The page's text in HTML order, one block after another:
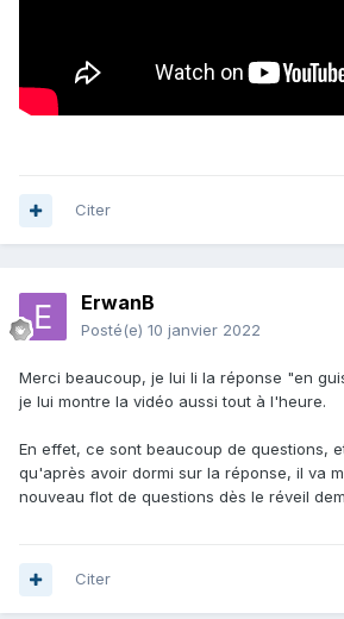
Citer
ErwanB
Posté(e) 10 janvier 2022
Merci beaucoup, je lui li la réponse "en
je lui montre la vidéo aussi tout à l'heure.
En effet, ce sont beaucoup de questions,
qu'après avoir dormi sur la réponse, il va
nouveau flot de questions dès le réveil
Citer